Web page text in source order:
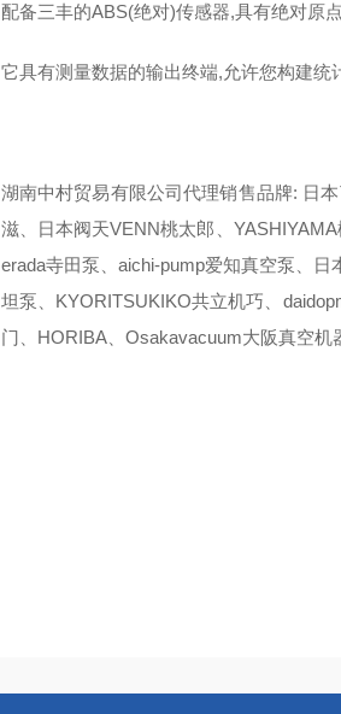
配备三丰的ABS(绝对)传感器,具有绝对原
它具有测量数据的输出终端,允许您构建统
湖南中村贸易有限公司代理销售品牌: 日
滋、日本阀天VENN桃太郎、
erada寺田泵、aichi-pump爱知真空泵、
坦泵、KYORITSUKIKO共立机巧、
门、HORIBA、Osakavacuum大阪真空